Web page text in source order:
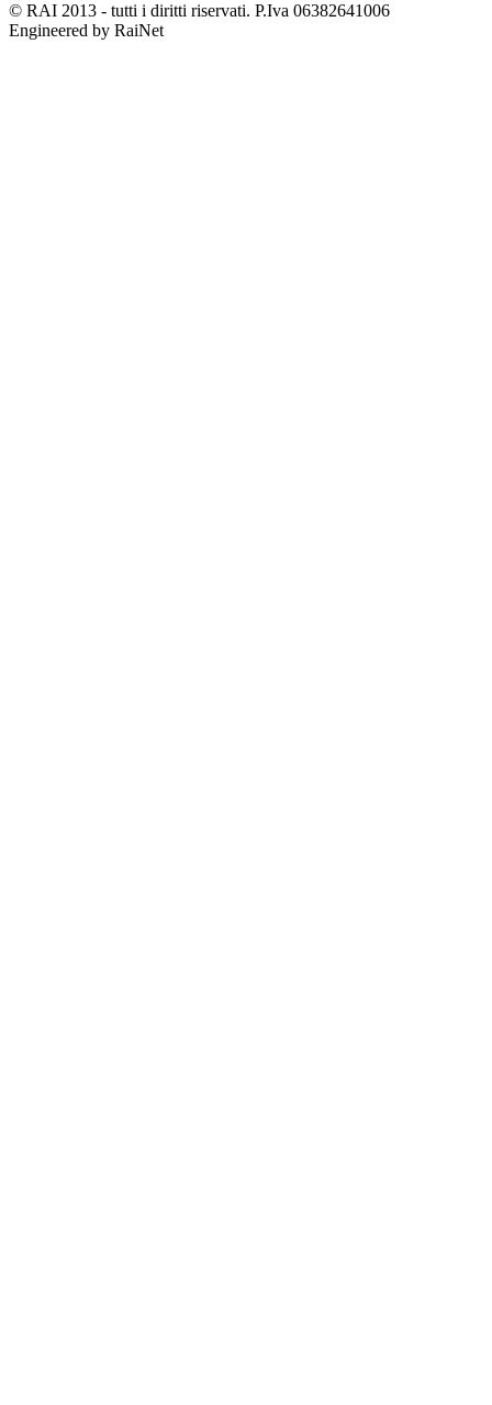
© RAI 2013 - tutti i diritti riservati. P.Iva 06382641006
Engineered by RaiNet